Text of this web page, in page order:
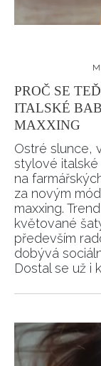
PROČ SE
ITALSKÉ
MAXXING
Ostré slunce,
stylové italské
na
za novým
maxxing.
květované
především
dobývá
Dostal se už i